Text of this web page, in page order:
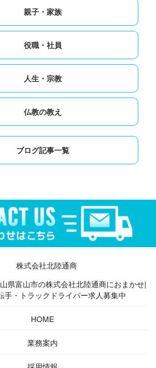
親子・家族
役職・社員
人生・宗教
仏教の教え
ブログ記事一覧
県富山市の株式会社北陸通商におまかせ|
手・トラックドライバー求人募集中
HOME
業務案内